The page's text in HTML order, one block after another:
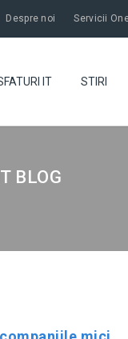
Despre noi Servicii
IT STIRI
BLOG